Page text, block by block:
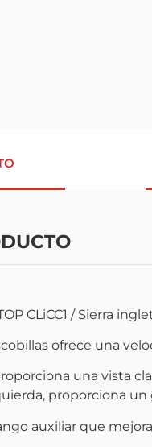
CLiCC1 / Sierra
ofrece una
una vista
proporciona
auxiliar que